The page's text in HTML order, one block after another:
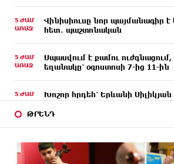
5 ԺԱՄ
ԱՌԱՋ
Վինիսիուսը նոր պայմանագիր է
հետ․ պաշտոնական
5 ԺԱՄ
ԱՌԱՋ
Սպասվում է քամու
եղանակը՝ օգոստոսի 7-ից 11-ին
5 ԺԱՄ
ԱՌԱՋ
Խոշոր հրդեհ՝ Երևանի
հարևանությամբ գտնվող
ու ծուխը տեսանելի են մի քանի
քննարկել են Մերձավոր
իրավիճակը
ԹՐԵՆԴ